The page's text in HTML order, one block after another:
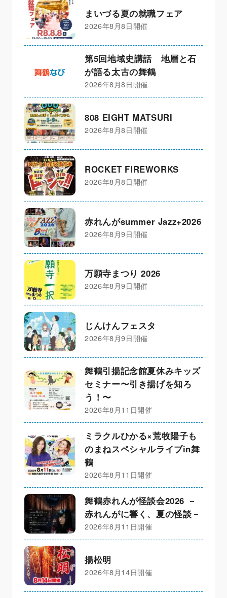
まいづる夏の就職フェア
2026年8月8日開催
第5回地域史講話 地層と石
が語る太古の舞鶴
2026年8月8日開催
808 EIGHT MATSURI
2026年8月8日開催
ROCKET FIREWORKS
2026年8月8日開催
赤れんがsummer Jazz+2026
2026年8月9日開催
万願寺まつり 2026
2026年8月9日開催
じんけんフェスタ
2026年8月9日開催
舞鶴引揚記念館夏休みキッズ
セミナー〜引き揚げを知ろ
う！〜
2026年8月11日開催
ミラクルひかる×荒牧陽子も
のまねスペシャルライブin舞
鶴
2026年8月11日開催
舞鶴赤れんが怪談会2026 －
赤れんがに響く、夏の怪談－
2026年8月11日開催
揚松明
2026年8月14日開催